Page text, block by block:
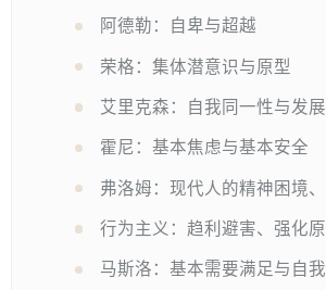
阿德勒：自卑与超越
荣格：集体潜意识与原型
艾里克森：自我同一性与发
霍尼：基本焦虑与基本安全
弗洛姆：现代人的精神困境
行为主义：趋利避害、强化
马斯洛：基本需要满足与自